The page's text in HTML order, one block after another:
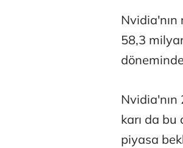
Nvidia'nın
58,3
Nvidia'nın
karı da bu
piyasa